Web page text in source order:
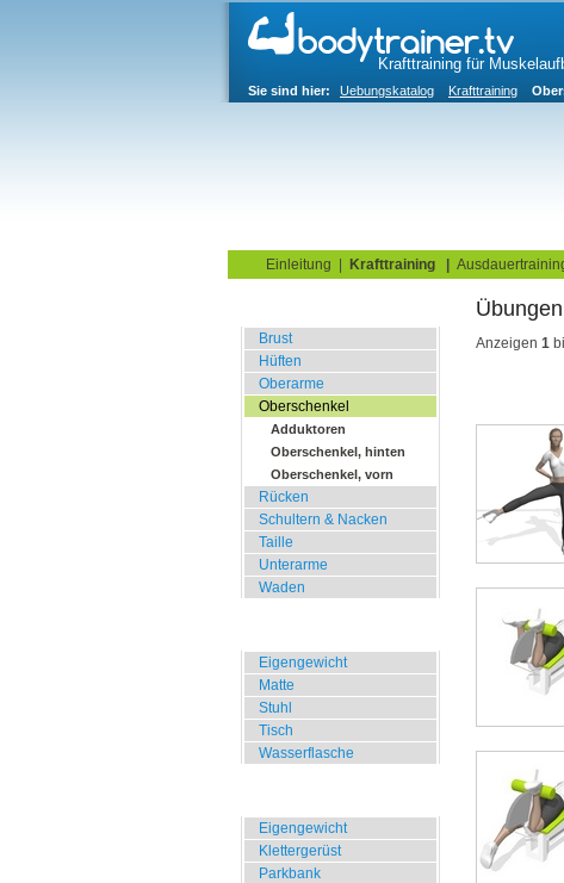
Krafttraining für
Sie sind hier: Uebungskatalog Krafttraining
Einleitung Krafttraining
Brust
Hüften
Oberarme
Oberschenkel
Adduktoren
Oberschenkel, hinten
Oberschenkel, vorn
Rücken
Schultern & Nacken
Taille
Unterarme
Waden
Eigengewicht
Matte
Stuhl
Tisch
Wasserflasche
Eigengewicht
Klettergerüst
Parkbank
Anzeigen 1